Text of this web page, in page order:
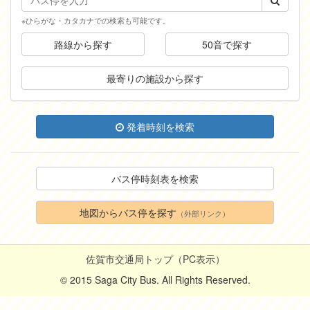
※ひらがな・カタカナでの検索も可能です。
路線から探す 50音で探す
最寄りの施設から探す
発着時刻を検索
バス停時刻表を検索
地図からバス停を探す （外部リンク）
佐賀市交通局トップ（PC表示）
© 2015 Saga City Bus. All Rights Reserved.